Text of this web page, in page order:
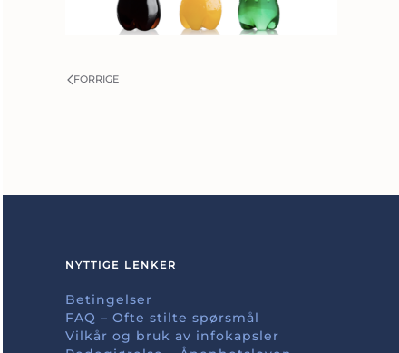
FORRIGE
NYTTIGE LENKER
Betingelser
FAQ – Ofte stilte spørsmål
Vilkår og bruk av infokapsler